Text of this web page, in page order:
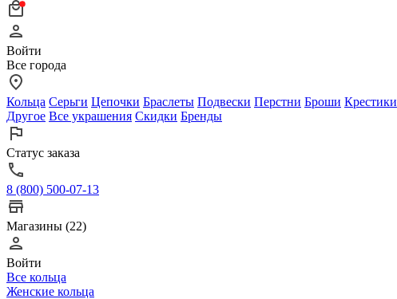
Войти
Все города
Кольца Серьги Цепочки Браслеты Подвески Перстни Броши Крестики
Другое Все украшения Скидки Бренды
Статус заказа
8 (800) 500-07-13
Магазины (22)
Войти
Все кольца
Женские кольца